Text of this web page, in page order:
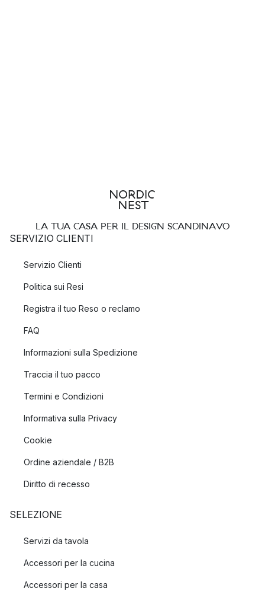
LA TUA CASA PER IL DESIGN SCANDINAVO
SERVIZIO CLIENTI
Servizio Clienti
Politica sui Resi
Registra il tuo Reso o reclamo
FAQ
Informazioni sulla Spedizione
Traccia il tuo pacco
Termini e Condizioni
Informativa sulla Privacy
Cookie
Ordine aziendale / B2B
Diritto di recesso
SELEZIONE
Servizi da tavola
Accessori per la cucina
Accessori per la casa